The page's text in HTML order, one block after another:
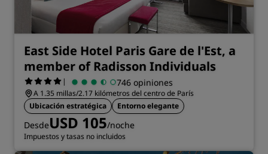
East Side Hotel Paris Gare de l'Est, a
member of Radisson Individuals
| 746 opiniones
A 1.35 millas/2.17 kilómetros del centro de París
Ubicación estratégica
Entorno elegante
DesdeUSD 105/noche
Impuestos y tasas no incluidos